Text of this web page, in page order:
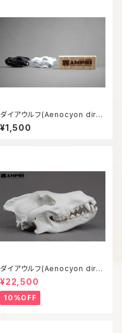
ダイアウルフ(Aenocyon diru
s) 復元頭骨模型6㎝サイズ
¥1,500
ダイアウルフ(Aenocyon diru
s) 復元等倍頭骨模型
¥22,500
10%OFF